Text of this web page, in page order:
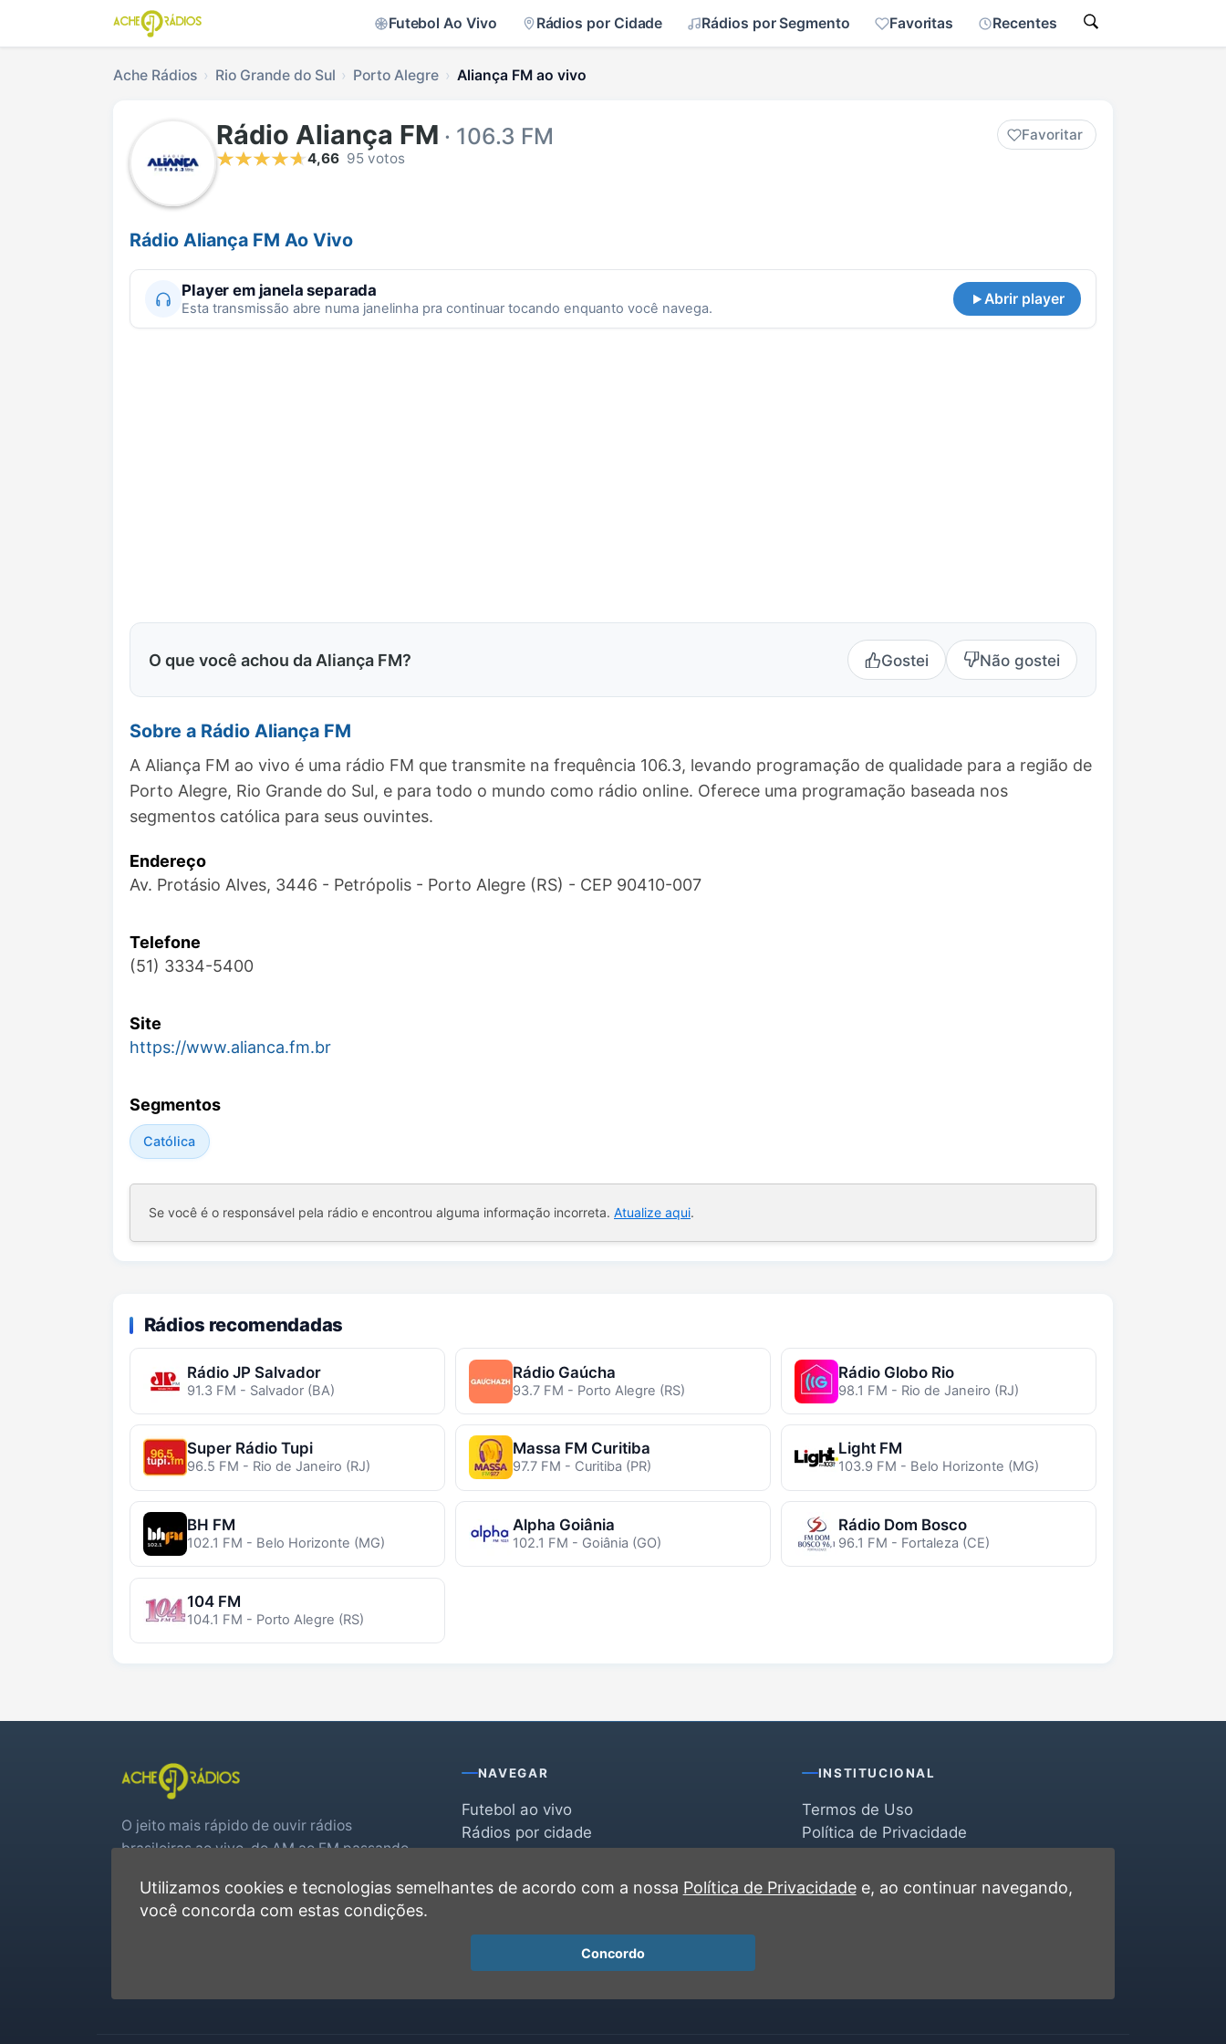
Futebol Ao Vivo Rádios por Cidade Rádios por Segmento Favoritas Recentes
Ache Rádios Rio Grande do Sul Porto Alegre Aliança FM ao vivo
Rádio Aliança FM · 106.3 FM
Favoritar
4,66 95 votos
Rádio Aliança FM Ao Vivo
Player em janela separada
Esta transmissão abre numa janelinha pra continuar tocando enquanto você navega.
Abrir player
O que você achou da Aliança FM? Gostei Não gostei
Sobre a Rádio Aliança FM
A Aliança FM ao vivo é uma rádio FM que transmite na frequência 106.3, levando programação de qualidade para a região de
Porto Alegre, Rio Grande do Sul, e para todo o mundo como rádio online. Oferece uma programação baseada nos
segmentos católica para seus ouvintes.
Endereço
Av. Protásio Alves, 3446 - Petrópolis - Porto Alegre (RS) - CEP 90410-007
Telefone
(51) 3334-5400
Site
https://www.alianca.fm.br
Segmentos
Católica
Se você é o responsável pela rádio e encontrou alguma informação incorreta. Atualize aqui.
Rádios recomendadas
Rádio JP Salvador
91.3 FM - Salvador (BA)
Rádio Gaúcha
93.7 FM - Porto Alegre (RS)
Rádio Globo Rio
98.1 FM - Rio de Janeiro (RJ)
Super Rádio Tupi
96.5 FM - Rio de Janeiro (RJ)
Massa FM Curitiba
97.7 FM - Curitiba (PR)
Light FM
103.9 FM - Belo Horizonte (MG)
BH FM
102.1 FM - Belo Horizonte (MG)
Alpha Goiânia
102.1 FM - Goiânia (GO)
Rádio Dom Bosco
96.1 FM - Fortaleza (CE)
104 FM
104.1 FM - Porto Alegre (RS)
O jeito mais rápido de ouvir rádios
brasileiras ao vivo, do AM ao FM passando
real.
NAVEGAR
Futebol ao vivo
Rádios por cidade
Favoritas
INSTITUCIONAL
Termos de Uso
Política de Privacidade
Contato
Utilizamos cookies e tecnologias semelhantes de acordo com a nossa Política de Privacidadee, ao continuar navegando,
você concorda com estas condições.
Concordo